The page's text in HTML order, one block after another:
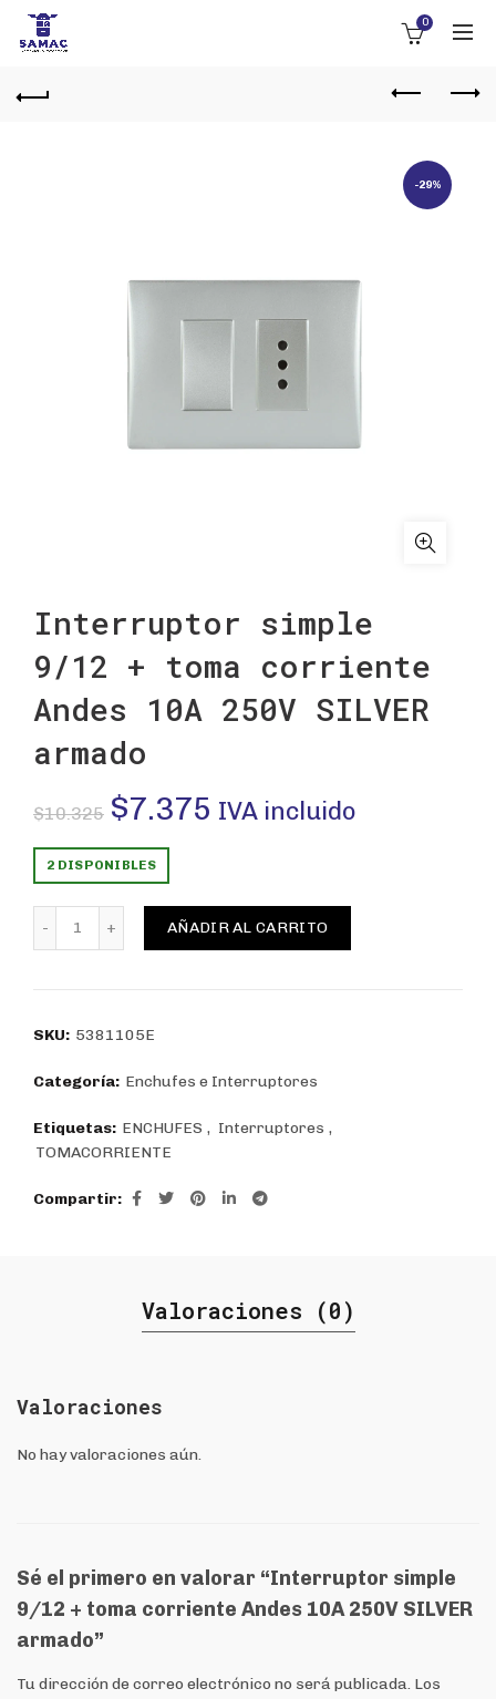
0
-29%
Interruptor simple
9/12 + toma corriente
Andes 10A 250V SILVER
armado
$10.325 El
precio
original
era:
$7.375 El
actual
es:
IVA incluido
2 DISPONIBLES
Interruptor simple 9/12 + toma corriente Andes 10A
AÑADIR AL CARRITO
SKU: 5381105E
Categoría: Enchufes e Interruptores
Etiquetas: ENCHUFES , Interruptores ,
TOMACORRIENTE
Compartir
Valoraciones (0)
Valoraciones
No hay valoraciones aún.
Sé el primero en valorar “Interruptor simple
9/12 + toma corriente Andes 10A 250V SILVER
armado”
Tu dirección de correo electrónico no será publicada. Los